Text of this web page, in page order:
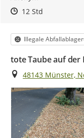
Zeitpunkt des
Zeitpunkt des
12 StdZur
Kategorie
Illegale
tote Taube auf der
Ort
48143 Münster,